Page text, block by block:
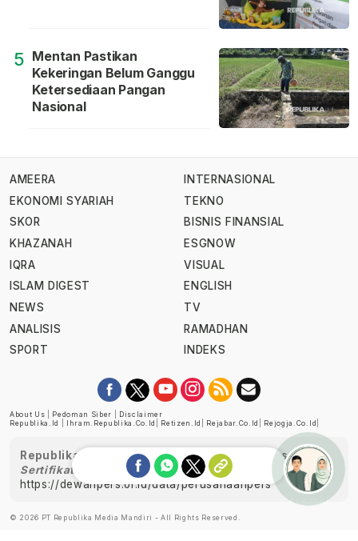
5 Mentan Pastikan
Kekeringan Belum Ganggu
Ketersediaan Pangan
Nasional
AMEERA
EKONOMI SYARIAH
SKOR
KHAZANAH
IQRA
ISLAM DIGEST
NEWS
ANALISIS
SPORT
INTERNASIONAL
TEKNO
BISNIS FINANSIAL
ESGNOW
VISUAL
ENGLISH
TV
RAMADHAN
INDEKS
About Us Pedoman Siber
Disclaimer
Republika.id
Ihram.republika.co.id Retizen.id Rejabar.co.id Rejogja.co.id
Republika telah diverifikasi oleh Dewan Pers
Sertifikat Nomor 1058/DP-Verifikasi/K/XII/2022
https://dewanpers.or.id/data/perusahaanpers
© 2026 PT Republika Media Mandiri - All Rights Reserved.
Ask me!